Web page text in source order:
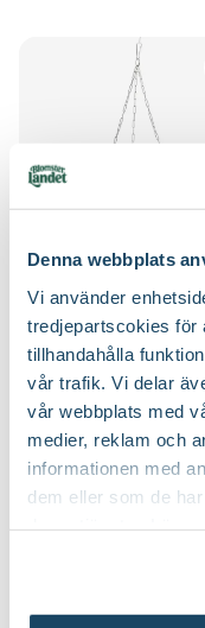
Denna webbplats
Vi använder
tredjepartscokies för
tillhandahålla
vår trafik. Vi delar
vår webbplats med
medier, reklam och
informationen med
dem eller som de
Från 179:-
Välj butik
Online
Till Produkten
till